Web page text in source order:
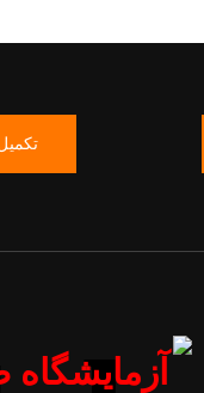
آزمایشگاه